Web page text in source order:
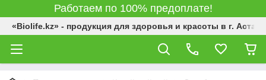
Работаем по 100% предоплате!
«Biolife.kz» - продукция для здоровья и красоты в г. Астана